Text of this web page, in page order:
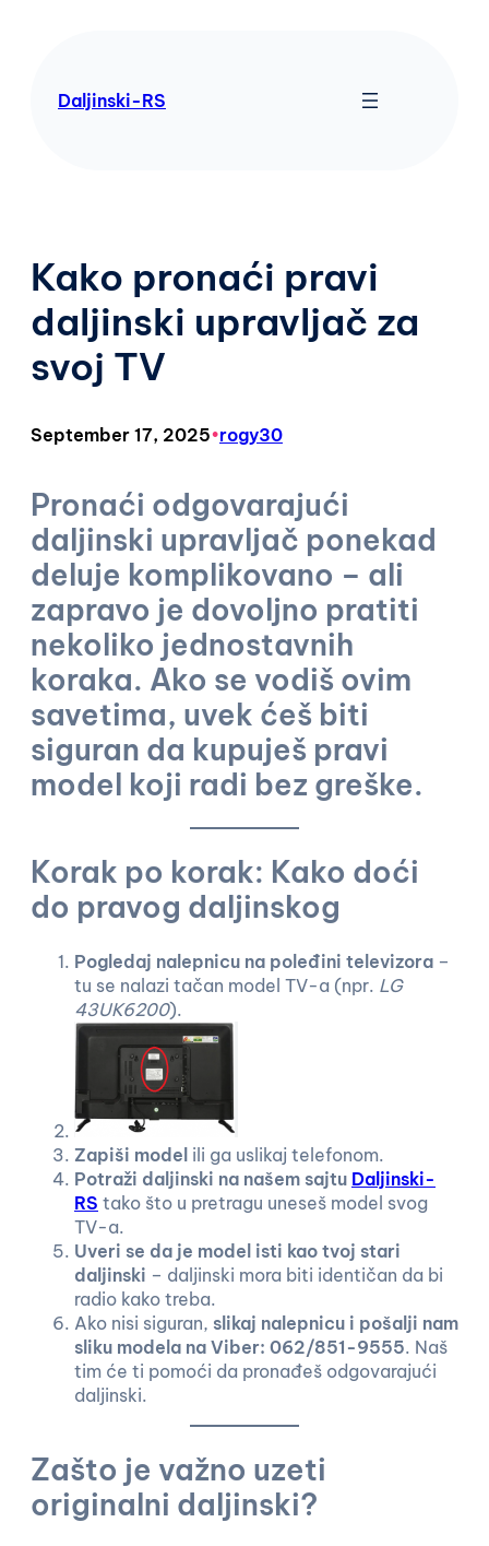
Daljinski-RS
Kako pronaći pravi
daljinski upravljač za
svoj TV
September 17, 2025•rogy30
Pronaći odgovarajući
daljinski upravljač ponekad
deluje komplikovano – ali
zapravo je dovoljno pratiti
nekoliko jednostavnih
koraka. Ako se vodiš ovim
savetima, uvek ćeš biti
siguran da kupuješ pravi
model koji radi bez greške.
Korak po korak: Kako doći
do pravog daljinskog
Pogledaj nalepnicu na poleđini televizora –
tu se nalazi tačan model TV-a (npr. LG
43UK6200).
Zapiši model ili ga uslikaj telefonom.
Potraži daljinski na našem sajtu Daljinski-
RS tako što u pretragu uneseš model svog
TV-a.
Uveri se da je model isti kao tvoj stari
daljinski – daljinski mora biti identičan da bi
radio kako treba.
Ako nisi siguran, slikaj nalepnicu i pošalji nam
sliku modela na Viber: 062/851-9555. Naš
tim će ti pomoći da pronađeš odgovarajući
daljinski.
Zašto je važno uzeti
originalni daljinski?